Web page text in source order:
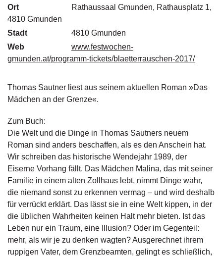
a
lt
n
g
n
B
l
g
V
o
r
s
c
h
a
u
H
a
n
Ort
Rathaussaal Gmunden, Rathausplatz 1,
4810 Gmunden
Stadt
4810 Gmunden
Web
www.festwochen-
gmunden.at/programm-tickets/blaetterrauschen-2017/
Thomas Sautner liest aus seinem aktuellen Roman »Das
Mädchen an der Grenze«.
Zum Buch:
Die Welt und die Dinge in Thomas Sautners neuem
Roman sind anders beschaffen, als es den Anschein hat.
Wir schreiben das historische Wendejahr 1989, der
Eiserne Vorhang fällt. Das Mädchen Malina, das mit seiner
Familie in einem alten Zollhaus lebt, nimmt Dinge wahr,
die niemand sonst zu erkennen vermag – und wird deshalb
für verrückt erklärt. Das lässt sie in eine Welt kippen, in der
die üblichen Wahrheiten keinen Halt mehr bieten. Ist das
Leben nur ein Traum, eine Illusion? Oder im Gegenteil:
mehr, als wir je zu denken wagten? Ausgerechnet ihrem
ruppigen Vater, dem Grenzbeamten, gelingt es schließlich,